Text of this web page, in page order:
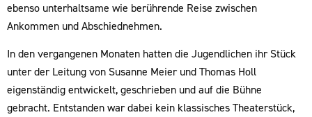
ebenso unterhaltsame wie berührende Reise zwischen
Ankommen und Abschiednehmen.
In den vergangenen Monaten hatten die Jugendlichen ihr Stück
unter der Leitung von Susanne Meier und Thomas Holl
eigenständig entwickelt, geschrieben und auf die Bühne
gebracht. Entstanden war dabei kein klassisches Theaterstück,